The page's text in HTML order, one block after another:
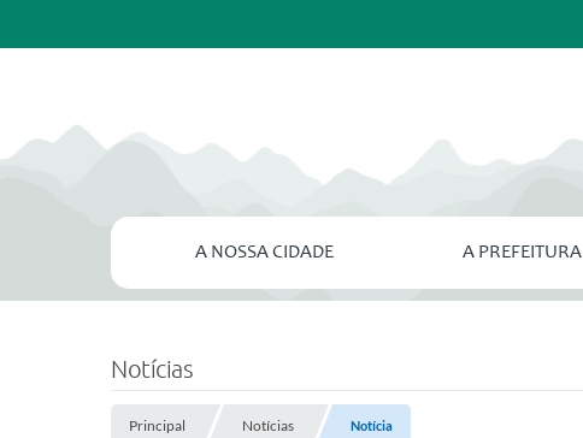
A NOSSA CIDADE A PREFEITURA
Notícias
Principal Notícias Notícia